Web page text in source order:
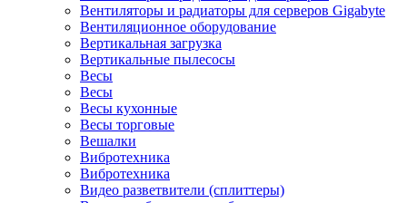
Вентиляторы и радиаторы для серверов Gigabyte
Вентиляционное оборудование
Вертикальная загрузка
Вертикальные пылесосы
Весы
Весы
Весы кухонные
Весы торговые
Вешалки
Вибротехника
Вибротехника
Видео разветвители (сплиттеры)